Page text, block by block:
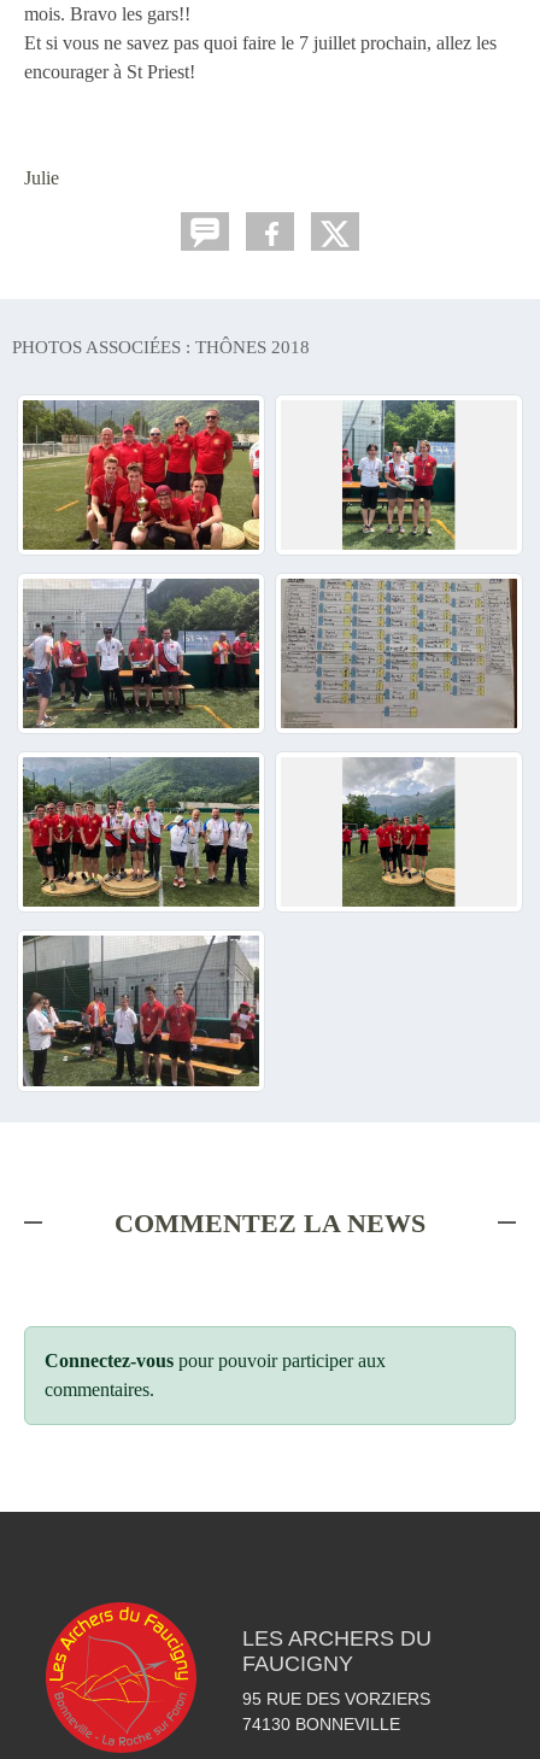
mois. Bravo les gars!!
Et si vous ne savez pas quoi faire le 7 juillet prochain, allez les
encourager à St Priest!
Julie
PHOTOS ASSOCIÉES : THÔNES 2018
COMMENTEZ LA NEWS
Connectez-vous pour pouvoir participer aux
commentaires.
LES ARCHERS DU
FAUCIGNY
95 RUE DES VORZIERS
74130 BONNEVILLE